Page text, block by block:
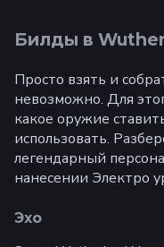
Билды в
Просто взять и
невозможно. Для
какое оружие
использовать.
легендарный
нанесении Электро
Эхо